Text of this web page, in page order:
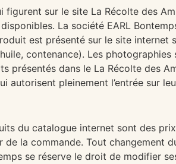
sur le site La Récolte des
La société EARL
est présenté sur le site internet
contenance). Les
présentés dans le La Récolte des
autorisent pleinement l’entrée sur
du catalogue internet sont des
la commande. Tout changement
se réserve le droit de modifier